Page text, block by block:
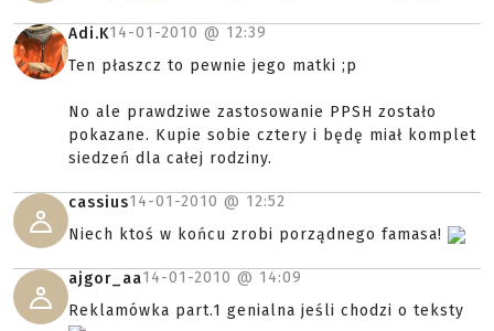
Adi.K14-01-2010 @ 12:39
Ten płaszcz to pewnie jego matki ;p
No ale prawdziwe zastosowanie PPSH zostało
pokazane. Kupie sobie cztery i będę miał komplet
siedzeń dla całej rodziny.
cassius14-01-2010 @ 12:52
Niech ktoś w końcu zrobi porządnego famasa!
ajgor_aa14-01-2010 @ 14:09
Reklamówka part.1 genialna jeśli chodzi o teksty